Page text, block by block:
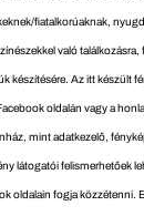
fiatalkorúaknak,
való találkozásra,
készítésére. Az itt készült
oldalán vagy a
mint adatkezelő,
látogatói felismerhetőek
oldalain fogja közzétenni.